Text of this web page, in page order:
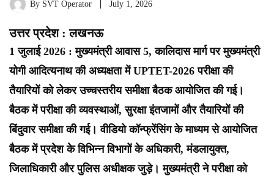
By SVT Operator July 1, 2026
उत्तर प्रदेश : लखनऊ
1 जुलाई 2026 : मुख्यमंत्री आवास 5, कालिदास मार्ग पर मुख्यमंत्री
योगी आदित्यनाथ की अध्यक्षता में UPTET-2026 परीक्षा की
तैयारियों को लेकर उच्चस्तरीय समीक्षा बैठक आयोजित की गई।
बैठक में परीक्षा की व्यवस्थाओं, सुरक्षा इंतजामों और तैयारियों की
बिंदुवार समीक्षा की गई। वीडियो कॉन्फ्रेंसिंग के माध्यम से आयोजित
बैठक में प्रदेश के विभिन्न विभागों के अधिकारी, मंडलायुक्त,
जिलाधिकारी और पुलिस अधीक्षक जुड़े। मुख्यमंत्री ने परीक्षा को